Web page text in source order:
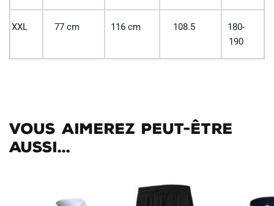
XXL 77 cm 116 cm 108.5
180-
190
Vous aimerez peut-être
aussi...